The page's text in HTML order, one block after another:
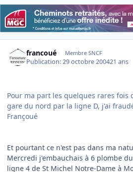
francoué Membre SNCF
Publication:29 octobre 200421 ans
Pour ma part les quelques rares fois
gare du nord par la ligne D, j'ai
Françoué
Et pourtant ce n'est pas dans ma
Mercredi j'embauchais à 6 plombe
ligne 4 de St Michel Notre-Dame à